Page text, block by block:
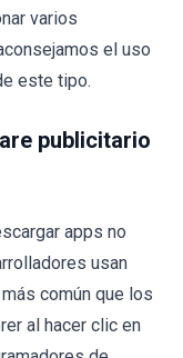
varios
el uso
este tipo.
publicitario
apps no
usan
común que los
al hacer clic en